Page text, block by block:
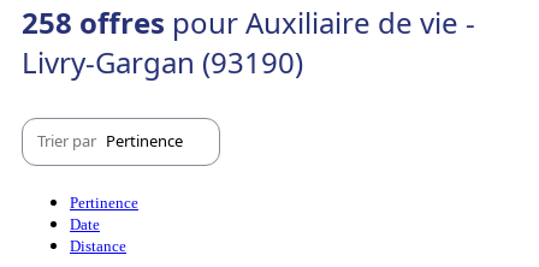
258 offres pour Auxiliaire de vie -
Livry-Gargan (93190)
Trier par Pertinence
Pertinence
Date
Distance